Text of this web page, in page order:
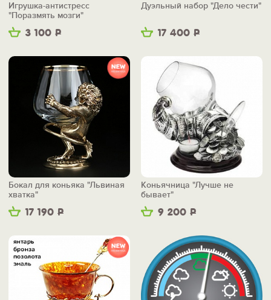
3 100 Р
Игрушка-антистресс
"Поразмять мозги"
17 400 Р
Дуэльный набор "Дело чести"
17 190 Р
Бокал для коньяка "Львиная
хватка"
9 200 Р
Коньячница "Лучше не
бывает"